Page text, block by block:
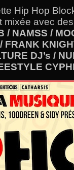
Hip Hop
mixée avec
/ NAMSS /
FRANK
DJ’s /